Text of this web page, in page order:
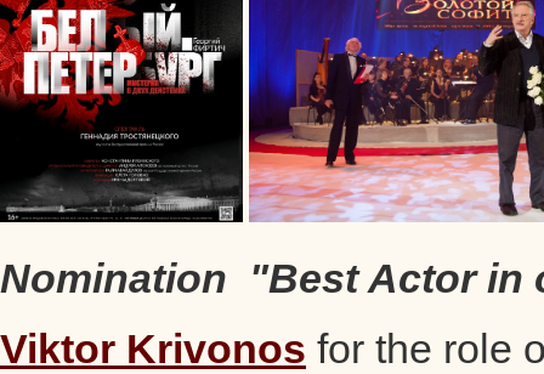
Nomination "Best Actor in
Viktor Krivonos for the role